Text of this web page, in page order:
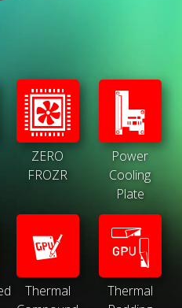
ZERO
FROZR
Power
Cooling
Plate
Thermal
Thermal